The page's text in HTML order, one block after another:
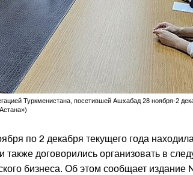
Туркменистана, посетившей Ашхабад 28 ноября-2
по 2 декабря текущего года
также договорились организовать в
бизнеса. Об этом сообщает издание